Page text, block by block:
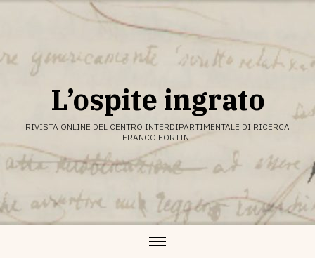
L’ospite ingrato
RIVISTA ONLINE DEL CENTRO INTERDIPARTIMENTALE DI RICERCA
FRANCO FORTINI